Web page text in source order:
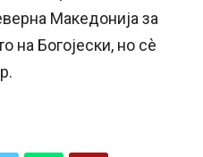
Македонија за
на Богојески, но сè